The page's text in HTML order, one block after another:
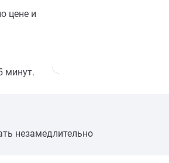
цене и
минут.
незамедлительно